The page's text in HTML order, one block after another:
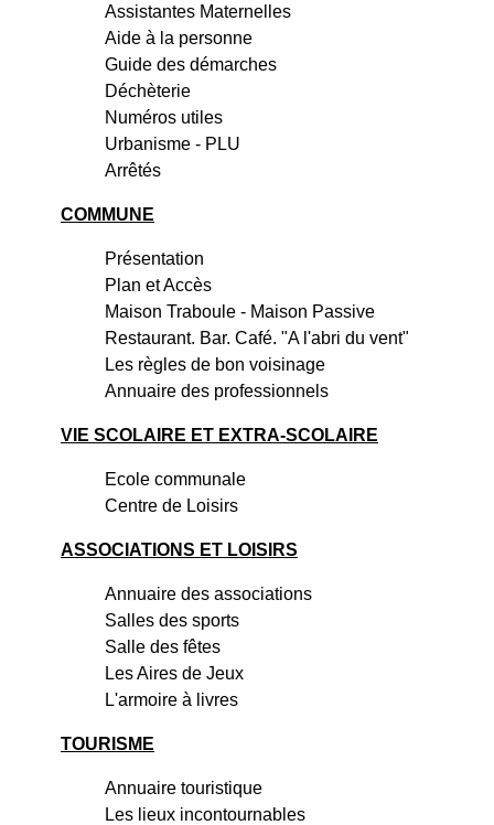
Assistantes Maternelles
Aide à la personne
Guide des démarches
Déchèterie
Numéros utiles
Urbanisme - PLU
Arrêtés
COMMUNE
Présentation
Plan et Accès
Maison Traboule - Maison Passive
Restaurant. Bar. Café. "A l'abri du vent"
Les règles de bon voisinage
Annuaire des professionnels
VIE SCOLAIRE ET EXTRA-SCOLAIRE
Ecole communale
Centre de Loisirs
ASSOCIATIONS ET LOISIRS
Annuaire des associations
Salles des sports
Salle des fêtes
Les Aires de Jeux
L'armoire à livres
TOURISME
Annuaire touristique
Les lieux incontournables